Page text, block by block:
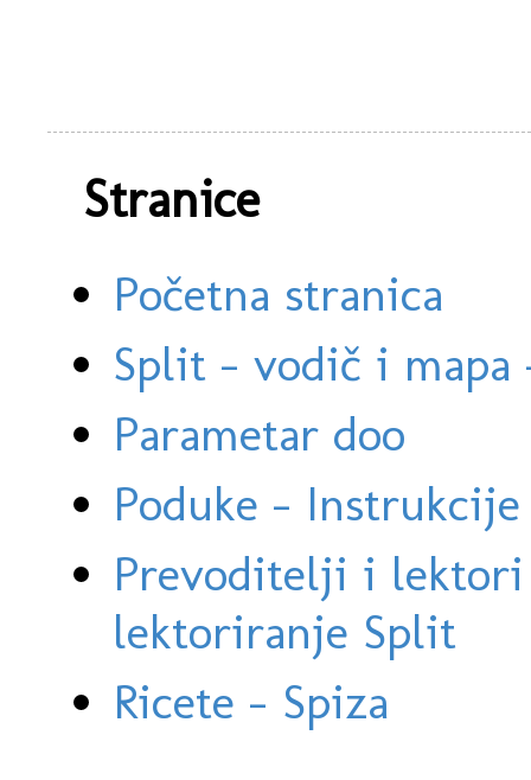
Stranice
Početna stranica
Split - vodič i
Parametar doo
Poduke -
Prevoditelji i
lektoriranje Split
Ricete - Spiza